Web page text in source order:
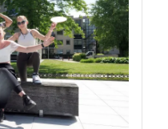
MBO
Rust,
en